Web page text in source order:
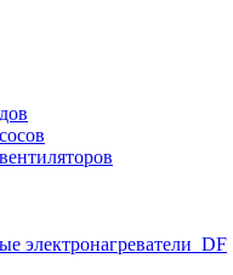
электронагреватели_DF